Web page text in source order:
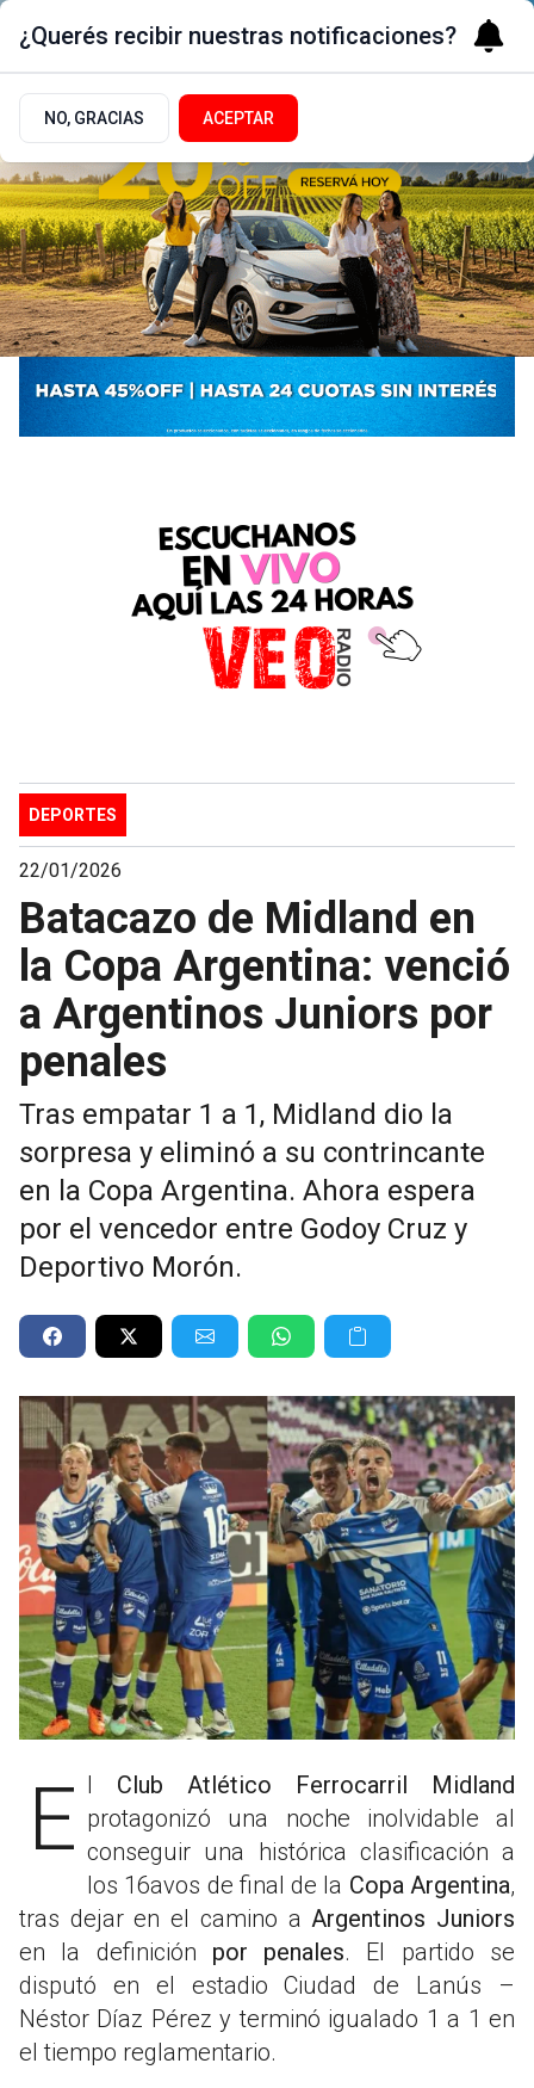
DEPORTES
22/01/2026
Batacazo de Midland en
la Copa Argentina: venció
a Argentinos Juniors por
penales
Tras empatar 1 a 1, Midland dio la
sorpresa y eliminó a su contrincante
en la Copa Argentina. Ahora espera
por el vencedor entre Godoy Cruz y
Deportivo Morón.
El Club Atlético Ferrocarril Midland
protagonizó una noche inolvidable al
conseguir una histórica clasificación a
los 16avos de final de la Copa Argentina,
tras dejar en el camino aArgentinos Juniors
en la definición por penales. El partido se
disputó en el estadio Ciudad de Lanús –
Néstor Díaz Pérez y terminó igualado 1 a 1 en
el tiempo reglamentario.
¿Querés recibir nuestras notificaciones?
NO, GRACIAS ACEPTAR